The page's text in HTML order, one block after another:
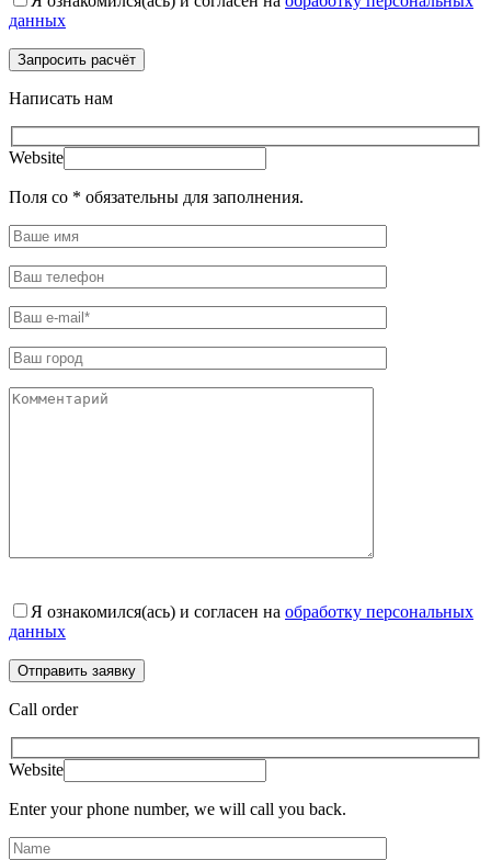
данных
Написать нам
Website
Поля со * обязательны для заполнения.
Я ознакомился(ась) и согласен на обработку персональных
данных
Call order
Website
Enter your phone number, we will call you back.